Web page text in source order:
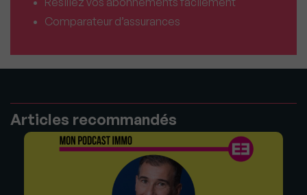
Comparateur d’assurances
Articles recommandés